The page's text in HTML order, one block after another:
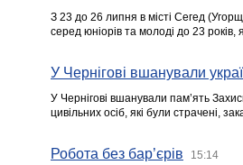
З 23 до 26 липня в місті Сегед
серед юніорів та молоді до 23
У Чернігові вшанували
У Чернігові вшанували пам’ять
цивільних осіб, які були страчені,
Робота без бар’єрів 15:14